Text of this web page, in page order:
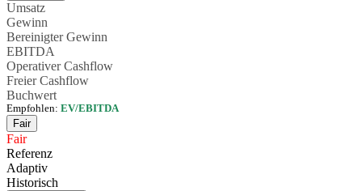
Umsatz
Gewinn
Bereinigter Gewinn
EBITDA
Operativer Cashflow
Freier Cashflow
Buchwert
Empfohlen: EV/EBITDA
Fair
Fair
Referenz
Adaptiv
Historisch